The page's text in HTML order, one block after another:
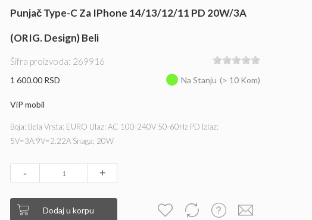
Punjač Type-C Za IPhone 14/13/12/11 PD 20W/3A
(ORIG. Design) Beli
Šifra proizvoda: 269916
1 600.00 RSD Na Stanju (> 10 Kom)
ViP mobil
Boja: Bela Vrsta: EURO Ulaz: AC 100-240V 50-60Hz PD Izlaz:
5V=3A;9V=2.22A Snaga: 20W
- +
Dodaj u korpu